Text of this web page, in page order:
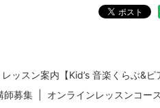
レッスン案内【Kid’s 音楽くらぶ&ピ
師募集
オンラインレッスンコース